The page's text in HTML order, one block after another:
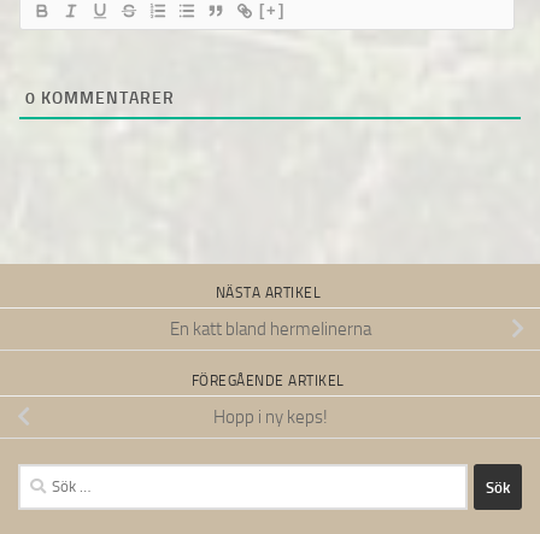
[+]
0 KOMMENTARER
NÄSTA ARTIKEL
En katt bland hermelinerna
FÖREGÅENDE ARTIKEL
Hopp i ny keps!
Sök
efter: